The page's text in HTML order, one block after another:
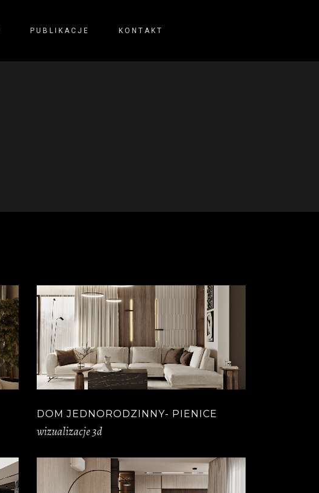
PUBLIKACJE KONTAKT
DOM JEDNORODZINNY- PIENICE
wizualizacje 3d